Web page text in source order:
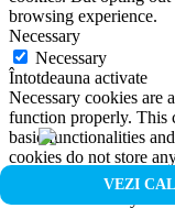
VEZI
browsing experience.
Necessary
Necessary
Întotdeauna activate
Necessary cookies are
function properly. This
basic functionalities
cookies do not store
Non-necessary